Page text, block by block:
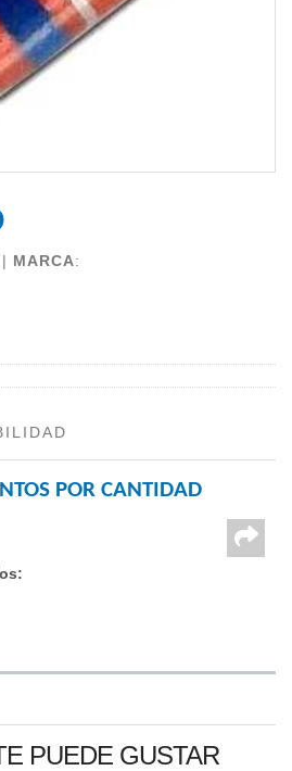
MARCA:
POR CANTIDAD
PUEDE GUSTAR